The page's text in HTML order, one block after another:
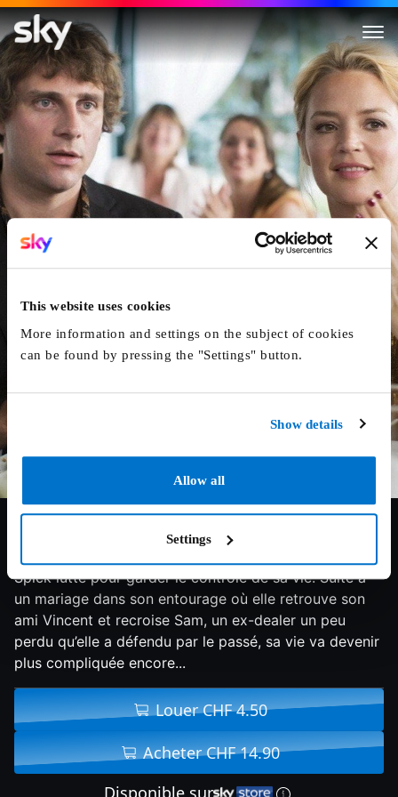
This website uses cookies
More information and settings on the subject of cookies
can be found by pressing the "Settings" button.
Show details
Allow all
Settings
Victoria
5.9/10 2016 90 min Comédie
Spick lutte pour garder le contrôle de sa vie. Suite à
un mariage dans son entourage où elle retrouve son
ami Vincent et recroise Sam, un ex-dealer un peu
perdu qu’elle a défendu par le passé, sa vie va devenir
plus compliquée encore...
Louer CHF 4.50
Acheter CHF 14.90
Disponible sur